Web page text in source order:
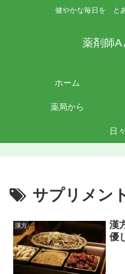
健やかな毎日を と
薬剤師A
ホーム
薬局から
日
サプリメン
漢方
漢
優